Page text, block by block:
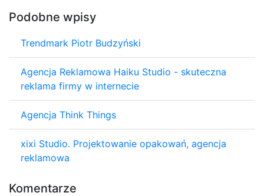
Podobne wpisy
Trendmark Piotr Budzyński
Agencja Reklamowa Haiku Studio - skuteczna
reklama firmy w internecie
Agencja Think Things
xixi Studio. Projektowanie opakowań, agencja
reklamowa
Komentarze